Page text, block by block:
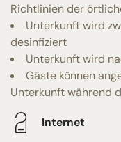
Richtlinien der
Unterkunft wird
desinfiziert
Unterkunft wird
Gäste können
Unterkunft während
Internet